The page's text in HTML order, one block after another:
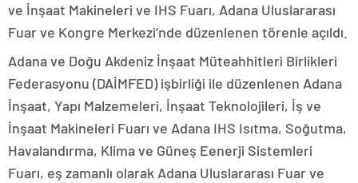
ve İnşaat Makineleri ve IHS Fuarı, Adana Uluslararası
Fuar ve Kongre Merkezi’nde düzenlenen törenle açıldı.
Adana ve Doğu Akdeniz İnşaat Müteahhitleri Birlikleri
Federasyonu (DAİMFED) işbirliği ile düzenlenen Adana
İnşaat, Yapı Malzemeleri, İnşaat Teknolojileri, İş ve
İnşaat Makineleri Fuarı ve Adana IHS Isıtma, Soğutma,
Havalandırma, Klima ve Güneş Eenerji Sistemleri
Fuarı, eş zamanlı olarak Adana Uluslararası Fuar ve